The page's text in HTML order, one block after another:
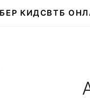
КИДСВТБ